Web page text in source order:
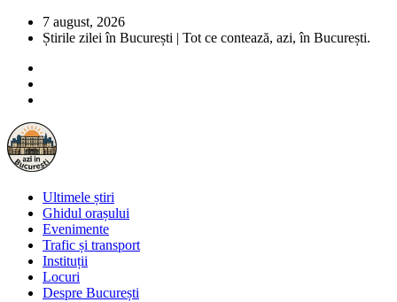
7 august, 2026
Știrile zilei în București | Tot ce contează, azi, în București.
Ultimele știri
Ghidul orașului
Evenimente
Trafic și transport
Instituții
Locuri
Despre București